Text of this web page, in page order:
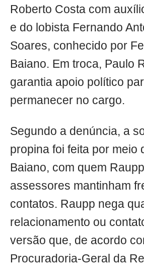
Roberto Costa com
e do lobista Fernando
Soares, conhecido por
Baiano. Em troca, Paulo
garantia apoio político
permanecer no cargo.
Segundo a denúncia, a
propina foi feita por meio
Baiano, com quem
assessores mantinham
contatos. Raupp nega
relacionamento ou
versão que, de acordo
Procuradoria-Geral da